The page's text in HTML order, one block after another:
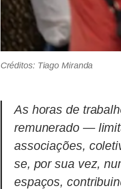
Créditos: Tiago Miranda
As horas de
remunerado —
associações,
se, por sua vez,
espaços,